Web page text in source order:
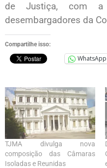
de Justiça, com a
desembargadores da
Compartilhe isso:
WhatsApp
TJMA divulga nova
composição das Câmaras
Isoladas e Reunidas